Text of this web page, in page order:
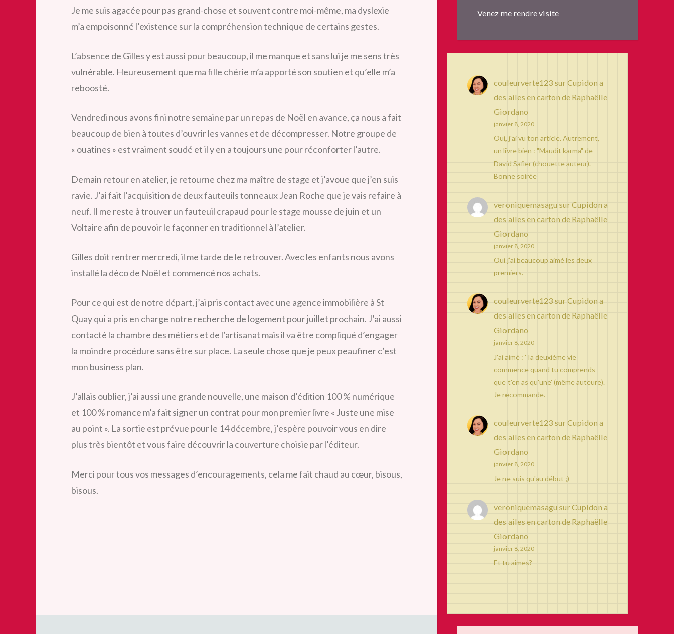
Je me suis agacée pour pas grand-chose et souvent contre moi-même, ma dyslexie
m’a empoisonné l’existence sur la compréhension technique de certains gestes.
L’absence de Gilles y est aussi pour beaucoup, il me manque et sans lui je me sens très
vulnérable. Heureusement que ma fille chérie m’a apporté son soutien et qu’elle m’a
reboosté.
Vendredi nous avons fini notre semaine par un repas de Noël en avance, ça nous a fait
beaucoup de bien à toutes d’ouvrir les vannes et de décompresser. Notre groupe de
« ouatines » est vraiment soudé et il y en a toujours une pour réconforter l’autre.
Demain retour en atelier, je retourne chez ma maître de stage et j’avoue que j’en suis
ravie. J’ai fait l’acquisition de deux fauteuils tonneaux Jean Roche que je vais refaire à
neuf. Il me reste à trouver un fauteuil crapaud pour le stage mousse de juin et un
Voltaire afin de pouvoir le façonner en traditionnel à l’atelier.
Gilles doit rentrer mercredi, il me tarde de le retrouver. Avec les enfants nous avons
installé la déco de Noël et commencé nos achats.
Pour ce qui est de notre départ, j’ai pris contact avec une agence immobilière à St
Quay qui a pris en charge notre recherche de logement pour juillet prochain. J’ai aussi
contacté la chambre des métiers et de l’artisanat mais il va être compliqué d’engager
la moindre procédure sans être sur place. La seule chose que je peux peaufiner c’est
mon business plan.
J’allais oublier, j’ai aussi une grande nouvelle, une maison d’édition 100 % numérique
et 100 % romance m’a fait signer un contrat pour mon premier livre « Juste une mise
au point ». La sortie est prévue pour le 14 décembre, j’espère pouvoir vous en dire
plus très bientôt et vous faire découvrir la couverture choisie par l’éditeur.
Merci pour tous vos messages d’encouragements, cela me fait chaud au cœur, bisous,
bisous.
Venez me rendre visite
couleurverte123surCupidon a
des ailes en carton de Raphaëlle
Giordano
janvier 8, 2020
Oui, j'ai vu ton article. Autrement,
un livre bien : "Maudit karma" de
David Safier (chouette auteur).
Bonne soirée
veroniquemasagu surCupidon a
des ailes en carton de Raphaëlle
Giordano
janvier 8, 2020
Oui j’ai beaucoup aimé les deux
premiers.
couleurverte123surCupidon a
des ailes en carton de Raphaëlle
Giordano
janvier 8, 2020
J'ai aimé : 'Ta deuxième vie
commence quand tu comprends
que t'en as qu'une' (même auteure).
Je recommande.
couleurverte123surCupidon a
des ailes en carton de Raphaëlle
Giordano
janvier 8, 2020
Je ne suis qu'au début ;)
veroniquemasagu surCupidon a
des ailes en carton de Raphaëlle
Giordano
janvier 8, 2020
Et tu aimes?